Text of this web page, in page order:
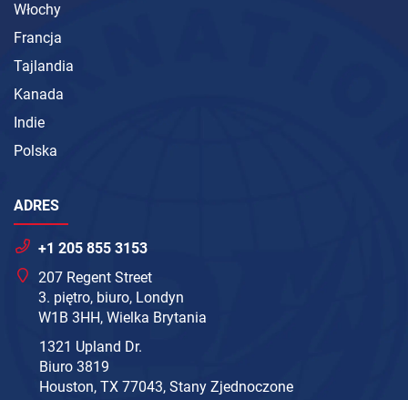
Włochy
Francja
Tajlandia
Kanada
Indie
Polska
ADRES
+1 205 855 3153
207 Regent Street
3. piętro, biuro, Londyn
W1B 3HH, Wielka Brytania
1321 Upland Dr.
Biuro 3819
Houston, TX 77043, Stany Zjednoczone